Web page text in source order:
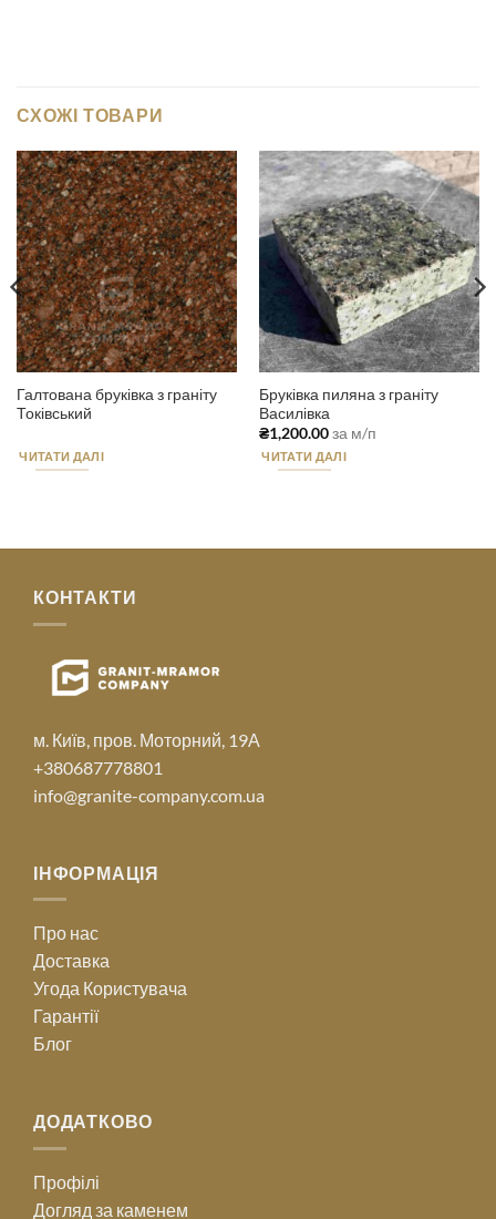
СХОЖІ ТОВАРИ
Галтована бруківка з граніту
Токівський
ЧИТАТИ ДАЛІ
Бруківка пиляна з граніту
Василівка
₴1,200.00за м/п
ЧИТАТИ ДАЛІ
КОНТАКТИ
м. Київ, пров. Моторний, 19А
+380687778801
info@granite-company.com.ua
ІНФОРМАЦІЯ
Про нас
Доставка
Угода Користувача
Гарантії
Блог
ДОДАТКОВО
Профілі
Догляд за каменем